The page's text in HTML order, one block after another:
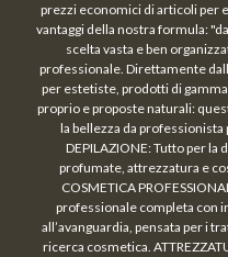
prezzi economici di articoli per
vantaggi della nostra formula:
scelta vasta e ben
professionale. Direttamente
per estetiste, prodotti di
proprio e proposte naturali:
la bellezza da professionista
DEPILAZIONE: Tutto per
profumate, attrezzatura e
COSMETICA
professionale completa con
all’avanguardia, pensata per i
ricerca cosmetica.